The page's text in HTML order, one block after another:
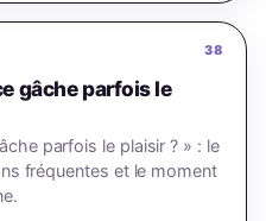
38
gâche parfois le
parfois le plaisir ? » : le
fréquentes et le moment